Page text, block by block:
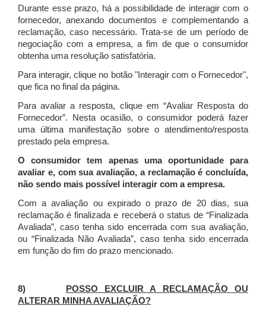
Durante esse prazo, há a possibilidade de interagir com o
fornecedor, anexando documentos e complementando a
reclamação, caso necessário.Trata-se de um período de
negociação com a empresa, a fim de que o consumidor
obtenha uma resolução satisfatória.
Para interagir, clique no botão "Interagir com o Fornecedor",
que fica no final da página.
Para avaliar a resposta, clique em “Avaliar Resposta do
Fornecedor”. Nesta ocasião, o consumidor poderá fazer
uma última manifestação sobre o atendimento/resposta
prestado pela empresa.
O consumidor tem apenas uma oportunidade para
avaliar e, com sua avaliação, a reclamação é concluída,
não sendo mais possível interagir com a empresa.
Com a avaliação ou expirado o prazo de 20 dias, sua
reclamação é finalizada e receberá o status de “Finalizada
Avaliada”, caso tenha sido encerrada com sua avaliação,
ou “Finalizada Não Avaliada”, caso tenha sido encerrada
em função do fim do prazo mencionado.
8)
POSSO EXCLUIR A RECLAMAÇÃO OU
ALTERAR MINHA AVALIAÇÃO?